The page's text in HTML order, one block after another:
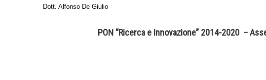
Dott. Alfonso De Giulio
PON “Ricerca e Innovazione” 2014-2020 –